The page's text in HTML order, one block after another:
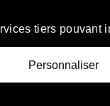
tiers pouvant
Personnaliser